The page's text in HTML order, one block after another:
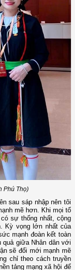
Phú Thọ)
sau sáp nhập nên tôi
mẽ hơn. Khi mọi tổ
sự thống nhất, cộng
Kỳ vọng lớn nhất của
mạnh đoàn kết toàn
giữa Nhân dân với
sẽ đổi mới mạnh mẽ
chỉ theo cách truyền
tảng mạng xã hội để